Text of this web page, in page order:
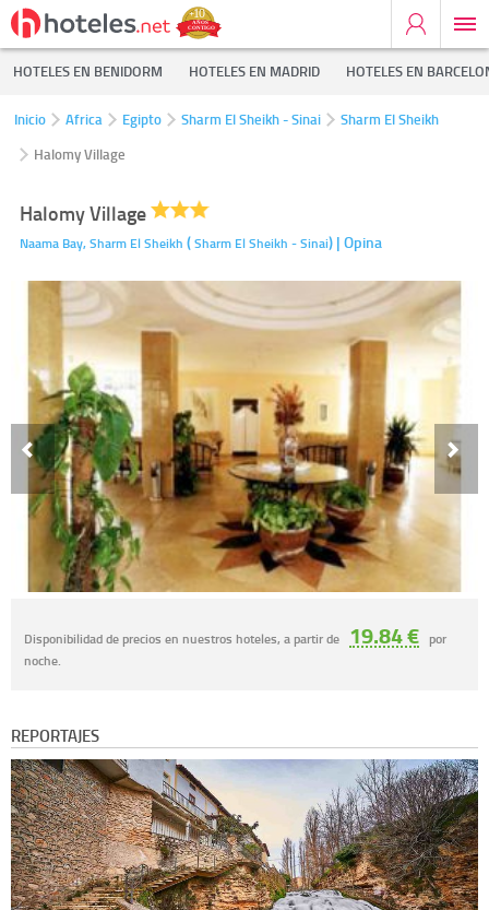
HOTELES EN BENIDORM HOTELES EN MADRID HOTELES EN
Inicio Africa Egipto Sharm El Sheikh - Sinai
Sharm El Sheikh
Halomy Village
Halomy Village
Naama Bay,Sharm El Sheikh (Sharm El Sheikh - Sinai) | Opina
Disponibilidad de precios en nuestros hoteles, a partir de 19.84 € por
noche.
REPORTAJES